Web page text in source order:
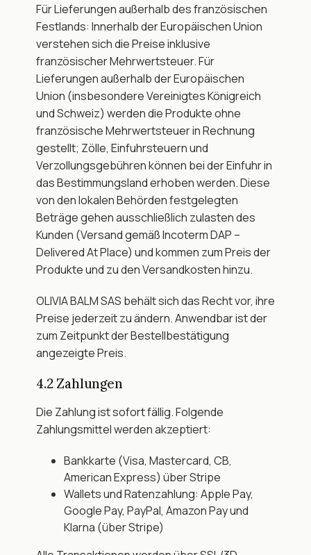
Für Lieferungen außerhalb des französischen
Festlands: Innerhalb der Europäischen Union
verstehen sich die Preise inklusive
französischer Mehrwertsteuer. Für
Lieferungen außerhalb der Europäischen
Union (insbesondere Vereinigtes Königreich
und Schweiz) werden die Produkte ohne
französische Mehrwertsteuer in Rechnung
gestellt; Zölle, Einfuhrsteuern und
Verzollungsgebühren können bei der Einfuhr in
das Bestimmungsland erhoben werden. Diese
von den lokalen Behörden festgelegten
Beträge gehen ausschließlich zulasten des
Kunden (Versand gemäß Incoterm DAP –
Delivered At Place) und kommen zum Preis der
Produkte und zu den Versandkosten hinzu.
OLIVIA BALM SAS behält sich das Recht vor, ihre
Preise jederzeit zu ändern. Anwendbar ist der
zum Zeitpunkt der Bestellbestätigung
angezeigte Preis.
4.2 Zahlungen
Die Zahlung ist sofort fällig. Folgende
Zahlungsmittel werden akzeptiert:
Bankkarte (Visa, Mastercard, CB,
American Express) über Stripe
Wallets und Ratenzahlung: Apple Pay,
Google Pay, PayPal, Amazon Pay und
Klarna (über Stripe)